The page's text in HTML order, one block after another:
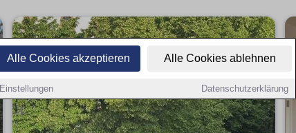
Alle Cookies akzeptieren Alle Cookies ablehnen
Einstellungen Datenschutzerklärung